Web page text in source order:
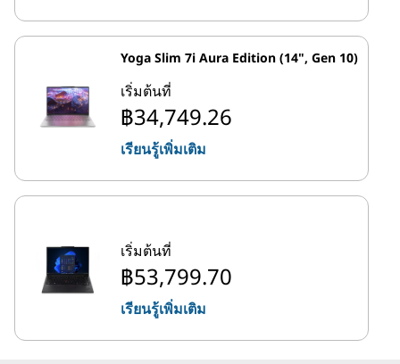
Yoga Slim 7i Aura Edition (14", Gen 10)
เริ่มต้นที่
฿34,749.26
เรียนรู้เพิ่มเติม
เริ่มต้นที่
฿53,799.70
เรียนรู้เพิ่มเติม